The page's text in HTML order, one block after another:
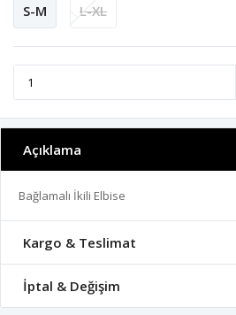
S-M L-XL
Açıklama
Bağlamalı İkili Elbise
Kargo & Teslimat
İptal & Değişim